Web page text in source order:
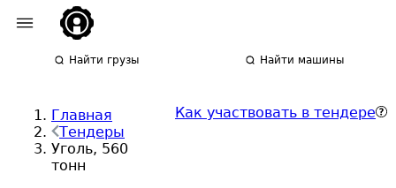
Найти грузы Найти машины
Главная
Тендеры
Уголь, 560
тонн
Как участвовать в тендере